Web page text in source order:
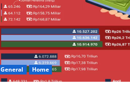
General Home